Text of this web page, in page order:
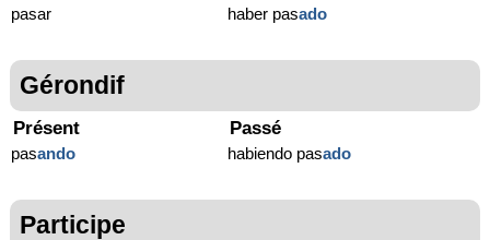
pasar haber pasado
Gérondif
Présent
pasando
Passé
habiendo pasado
Participe